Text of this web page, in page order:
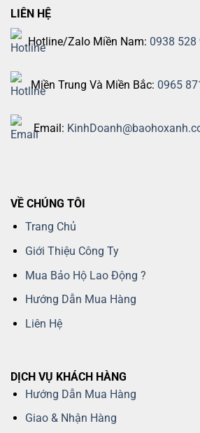
LIÊN HỆ
Hotline/Zalo Miền Nam: 0938 528
Miền Trung Và Miền Bắc: 0965
Email:
VỀ CHÚNG TÔI
Trang Chủ
Giới Thiệu Công Ty
Mua Bảo Hộ Lao Động ?
Hướng Dẫn Mua Hàng
Liên Hệ
DỊCH VỤ KHÁCH HÀNG
Hướng Dẫn Mua Hàng
Giao & Nhận Hàng